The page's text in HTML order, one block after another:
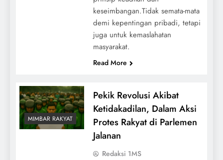
keseimbangan.Tidak semata-mata
demi kepentingan pribadi, tetapi
juga untuk kemaslahatan
masyarakat.
Read More
MIMBAR RAKYAT
Pekik Revolusi Akibat
Ketidakadilan, Dalam Aksi
Protes Rakyat di Parlemen
Jalanan
Redaksi 1MS